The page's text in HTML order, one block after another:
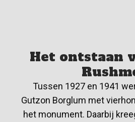
Het ontstaan
Tussen 1927 en 1941
Gutzon Borglum met
het monument. Daarbij